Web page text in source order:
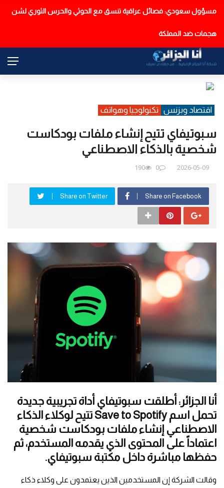
عاجل
مسؤول سعودي: فصائل عراقية تنسق مع الحوثي والحرس الثوري لشن
هجمات ضد المملكة
اقتصاد وبزنس تكنولوجيا وهواتف
سبوتيفاي تتيح إنشاء ملفات بودكاست
شخصية بالذكاء الاصطناعي
2026-05-09
0
190
Share on Facebook
Share on Twitter
أنا الجزائر: أطلقت سبوتيفاي أداة تجريبية جديدة
تحمل اسم Save to Spotify تتيح لوكلاء الذكاء
الاصطناعي إنشاء ملفات بودكاست شخصية
اعتماداً على المحتوى الذي يقدمه المستخدم، ثم
حفظها مباشرة داخل مكتبة سبوتيفاي.
وقالت الشركة إن المستخدمين الذين يعتمدون على وكلاء ذكاء